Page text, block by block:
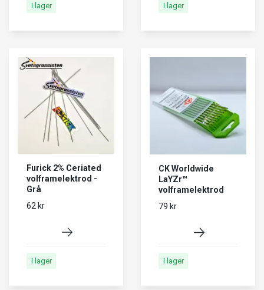
I lager I lager
Furick 2% Ceriated
volframelektrod -
Grå
62 kr
I lager
CK Worldwide
LaYZr™
volframelektrod
79 kr
I lager